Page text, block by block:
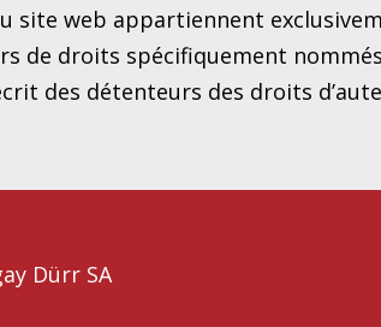
site web appartiennent
de droits spécifiquement
des détenteurs des droits
Dürr SA